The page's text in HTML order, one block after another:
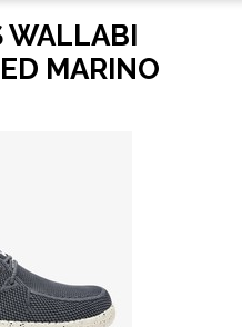
WALLABI
MARINO